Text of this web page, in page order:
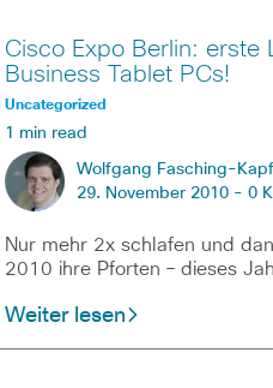
Cisco Expo Berlin: erste
Business Tablet PCs!
Uncategorized
1 min read
Wolfgang Fasching-
29. November 2010 - 0
Nur mehr 2x schlafen und
2010 ihre Pforten – dieses
Weiter lesen